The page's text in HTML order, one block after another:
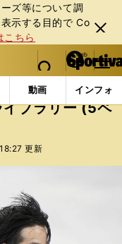
ズ等について調
⽰する⽬的で Co
こちら
閉じ
る
web Sportiva (webスポルティーバ)
検索
マイペ
ー
ジ
メニュ
動画 インフォ
北京五輪フォトライブラ
イブラリー (5ペ
更新